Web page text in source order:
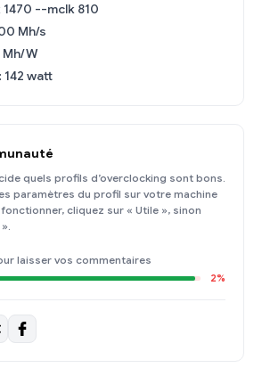
--mclk 810
Mh/s
Mh/W
watt
quels profils d’overclocking sont bons.
paramètres du profil sur votre machine
cliquez sur « Utile », sinon
laisser vos commentaires
2%